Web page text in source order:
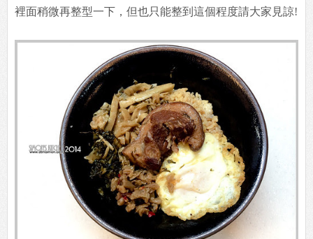
裡面稍微再整型一下，但也只能整到這個程度請大家見諒!